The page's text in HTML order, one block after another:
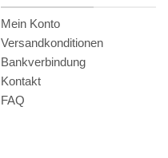
Mein Konto
Versandkonditionen
Bankverbindung
Kontakt
FAQ